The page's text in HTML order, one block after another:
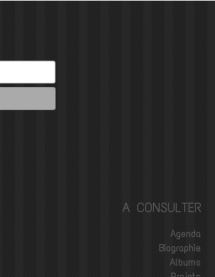
A CONSULTER
Agenda
Biographie
Albums